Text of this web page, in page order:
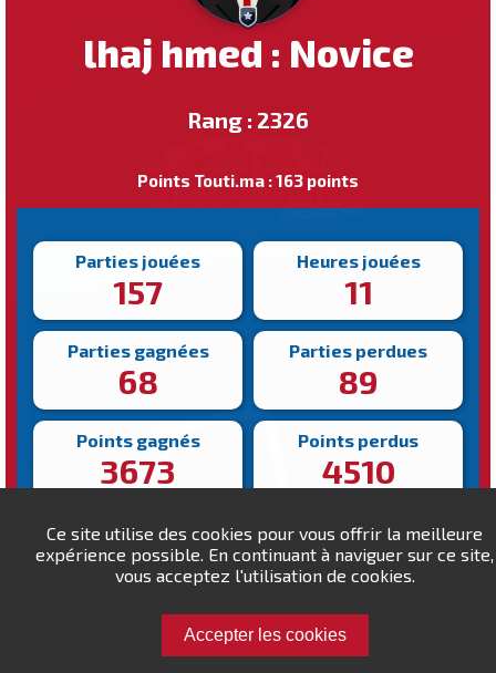
Ce site utilise des cookies pour vous offrir la meilleure
expérience possible. En continuant à naviguer sur ce site,
vous acceptez l'utilisation de cookies.
Accepter les cookies
lhaj hmed : Novice
Rang : 2326
Points Touti.ma : 163 points
Parties jouées
157
Heures jouées
11
Parties gagnées
68
Parties perdues
89
Points gagnés
3673
Points perdus
4510
Victoire la plus rapide
151s
Victoire la plus lente
663s
Défiez lhaj hmed !